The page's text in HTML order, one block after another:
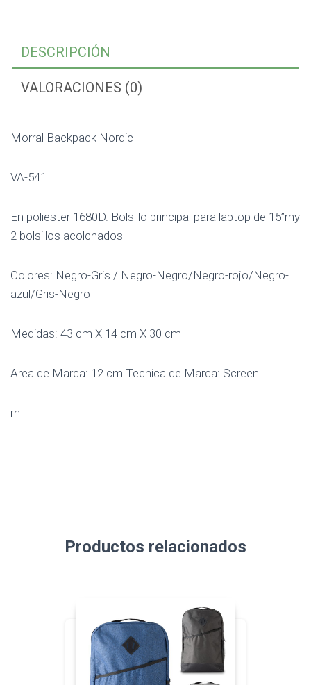
DESCRIPCIÓN
VALORACIONES (0)
Morral Backpack Nordic
VA-541
En poliester 1680D. Bolsillo principal para laptop de 15”rny
2 bolsillos acolchados
Colores: Negro-Gris / Negro-Negro/Negro-rojo/Negro-
azul/Gris-Negro
Medidas: 43 cm X 14 cm X 30 cm
Area de Marca: 12 cm.Tecnica de Marca: Screen
rn
Productos relacionados